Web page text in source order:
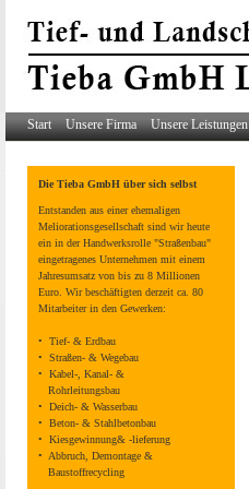
Start Unsere Firma Unsere Leistungen
Die Tieba GmbH über sich selbst
Entstanden aus einer ehemaligen
Meliorationsgesellschaft sind wir heute
ein in der Handwerksrolle "Straßenbau"
eingetragenes Unternehmen mit einem
Jahresumsatz von bis zu 8 Millionen
Euro. Wir beschäftigten derzeit ca. 80
Mitarbeiter in den Gewerken:
• Tief- & Erdbau
• Straßen- & Wegebau
• Kabel-, Kanal- &
Rohrleitungsbau
• Deich- & Wasserbau
• Beton- & Stahlbetonbau
• Kiesgewinnung& -lieferung
• Abbruch, Demontage &
Baustoffrecycling